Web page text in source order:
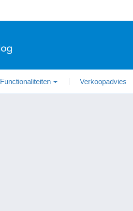
Functionaliteiten Verkoopadvies